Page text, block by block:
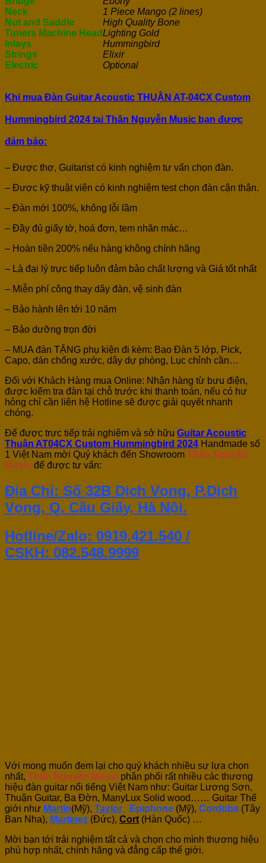
Neck
1 Piece Mango (2 lines)
Nut and Saddle
High Quality Bone
Tuners Machine HeadLighting Gold
Inlays
Hummingbird
Strings
Elixir
Electric
Optional
Khi mua Đàn Guitar Acoustic THUẬN AT-04CX Custom
Hummingbird 2024 tại Thân Nguyễn Music bạn được
đảm bảo:
– Được thợ, Guitarist có kinh nghiệm tư vấn chọn đàn.
– Được kỹ thuật viên có kinh nghiệm test chọn đàn cận thận.
– Đàn mới 100%, không lỗi lầm
– Đầy đủ giấy tờ, hoá đơn, tem nhãn mác…
– Hoàn tiền 200% nếu hàng không chính hãng
– Là đại lý trực tiếp luôn đảm bảo chất lượng và Giá tốt nhất
– Miễn phí công thay dây đàn, vệ sinh đàn
– Bảo hành lên tới 10 năm
– Bảo dưỡng trọn đời
– MUA đàn TẶNG phụ kiện đi kèm: Bao Đàn 5 lớp, Pick,
Capo, dán chống xước, dây dự phòng, Lục chỉnh cần…
Đối với Khách Hàng mua Online: Nhận hàng từ bưu điện,
được kiểm tra đàn tại chỗ trước khi thanh toán, nếu có hư
hỏng chỉ cần liên hệ Hotline sẽ được giải quyết nhanh
chóng.
Để được trực tiếp trải nghiệm và sở hữu Guitar Acoustic
Thuận AT04CX Custom Hummingbird 2024 Handmade số
1 Việt Nam mời Quý khách đến Showroom Thân Nguyễn
Music để được tư vấn:
Địa Chỉ: Số 32B Dịch Vọng, P.Dịch
Vọng, Q. Cầu Giấy, Hà Nội.
Hotline/Zalo: 0919.421.540 /
CSKH: 082.548.9999
Với mong muốn đem lại cho quý khách nhiều sự lựa chọn
nhất, Thân Nguyễn Music phân phối rất nhiều các thương
hiệu đàn guitar nổi tiếng Việt Nam như: Guitar Lương Sơn,
Thuận Guitar, Ba Đờn, ManyLux Solid wood…… Guitar Thế
giới như Martin(Mỹ), Taylor, Epiphone (Mỹ), Cordoba (Tây
Ban Nha), Martinez (Đức), Cort (Hàn Quốc) …
Mời bạn tới trải nghiệm tất cả và chọn cho mình thương hiệu
phù hợp nhất, chính hãng và đẳng cấp thế giới.